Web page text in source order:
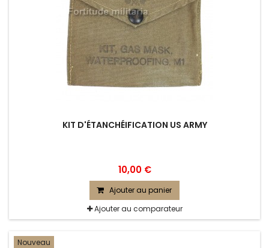
KIT D'ÉTANCHÉIFICATION US ARMY
10,00 €
Ajouter au panier
Ajouter au comparateur
Nouveau